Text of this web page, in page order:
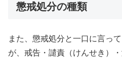
懲戒処分の種類
また、懲戒処分と一口に言っ
が、戒告・譴責（けんせき）